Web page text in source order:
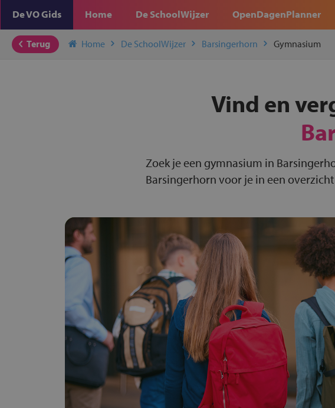
De VO Gids Home De SchoolWijzer OpenDagenPlanner
Terug Home De SchoolWijzer Barsingerhorn Gymnasium
Vind en
Zoek je een gymnasium in
Barsingerhorn voor je in een